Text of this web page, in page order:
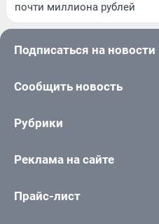
почти миллиона рублей
Подписаться на новости
Сообщить новость
Рубрики
Реклама на сайте
Прайс-лист